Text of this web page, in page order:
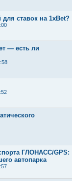
ставок на 1xBet?
— есть ли
ГЛОНАСС/GPS:
автопарка